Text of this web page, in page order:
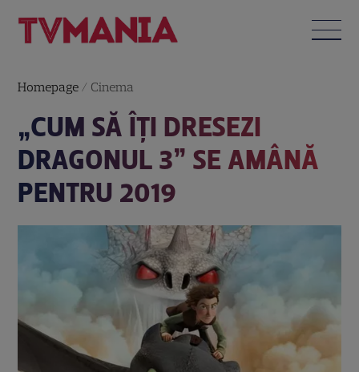
Homepage / Cinema
„CUM SĂ ÎȚI DRESEZI
DRAGONUL 3” SE AMÂNĂ
PENTRU 2019